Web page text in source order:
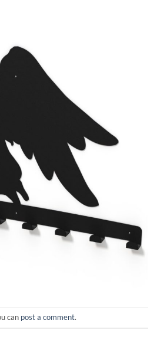
can post a comment.